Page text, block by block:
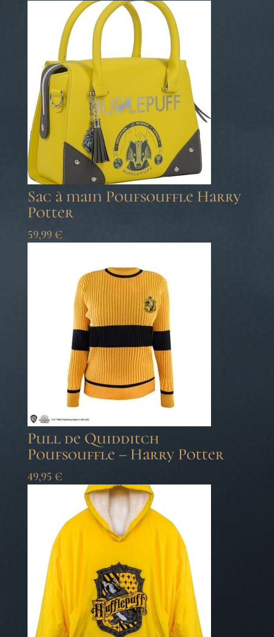
Sac à main Poufsouffle Harry
Potter
59,99 €
Pull de Quidditch
Poufsouffle – Harry Potter
49,95 €